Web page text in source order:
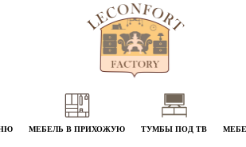
МЕБЕЛЬ В ПРИХОЖУЮ ТУМБЫ ПОД ТВ